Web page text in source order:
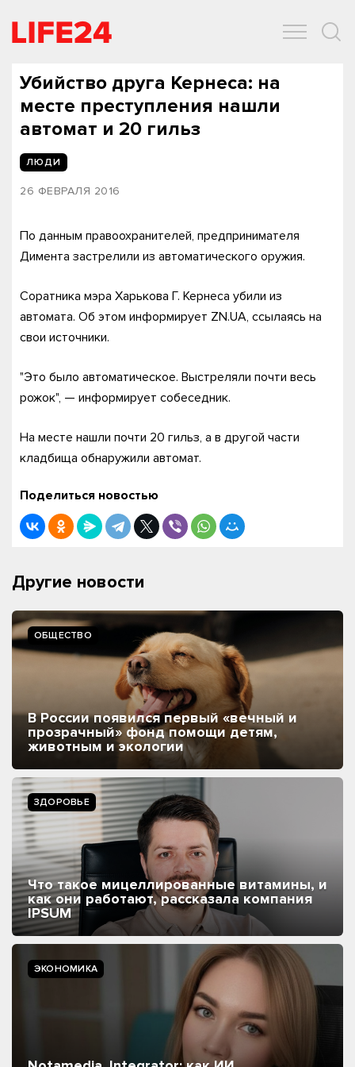
Убийство друга Кернеса: на
месте преступления нашли
автомат и 20 гильз
ЛЮДИ
26 ФЕВРАЛЯ 2016
По данным правоохранителей, предпринимателя
Димента застрелили из автоматического оружия.
Соратника мэра Харькова Г. Кернеса убили из
автомата. Об этом информирует ZN.UA, ссылаясь на
свои источники.
"Это было автоматическое. Выстреляли почти весь
рожок", — информирует собеседник.
На месте нашли почти 20 гильз, а в другой части
кладбища обнаружили автомат.
Поделиться новостью
Другие новости
ОБЩЕСТВО
В России появился первый «вечный и
прозрачный» фонд помощи детям,
животным и экологии
ЗДОРОВЬЕ
Что такое мицеллированные витамины, и
как они работают, рассказала компания
IPSUM
ЭКОНОМИКА